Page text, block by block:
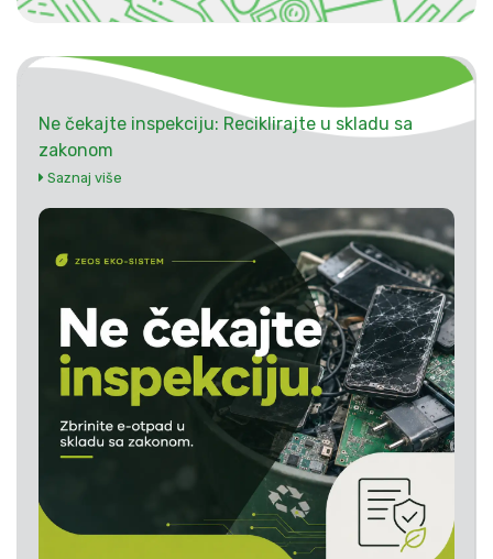
Ne čekajte inspekciju: Reciklirajte u skladu sa
zakonom
Saznaj više